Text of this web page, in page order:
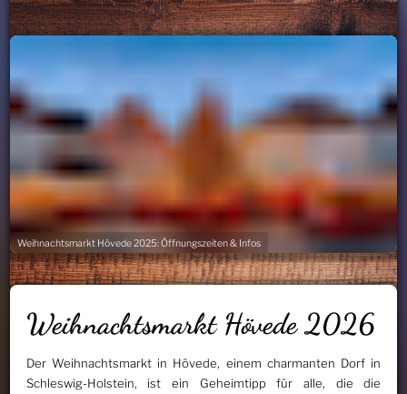
Weihnachtsmarkt Hövede 2025: Öffnungszeiten & Infos
Weihnachtsmarkt Hövede 2026
Der Weihnachtsmarkt in Hövede, einem charmanten Dorf in
Schleswig-Holstein, ist ein Geheimtipp für alle, die die